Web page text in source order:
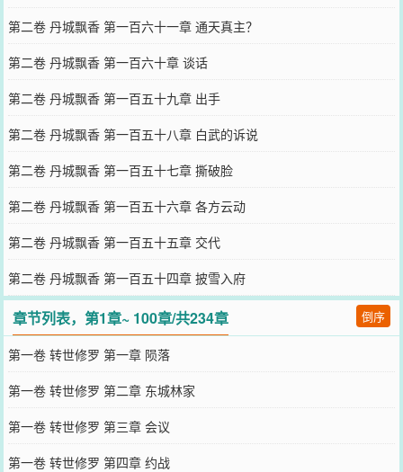
第二卷 丹城飘香 第一百六十一章 通天真主？
第二卷 丹城飘香 第一百六十章 谈话
第二卷 丹城飘香 第一百五十九章 出手
第二卷 丹城飘香 第一百五十八章 白武的诉说
第二卷 丹城飘香 第一百五十七章 撕破脸
第二卷 丹城飘香 第一百五十六章 各方云动
第二卷 丹城飘香 第一百五十五章 交代
第二卷 丹城飘香 第一百五十四章 披雪入府
章节列表，第1章~ 100章/共234章 倒序
第一卷 转世修罗 第一章 陨落
第一卷 转世修罗 第二章 东城林家
第一卷 转世修罗 第三章 会议
第一卷 转世修罗 第四章 约战